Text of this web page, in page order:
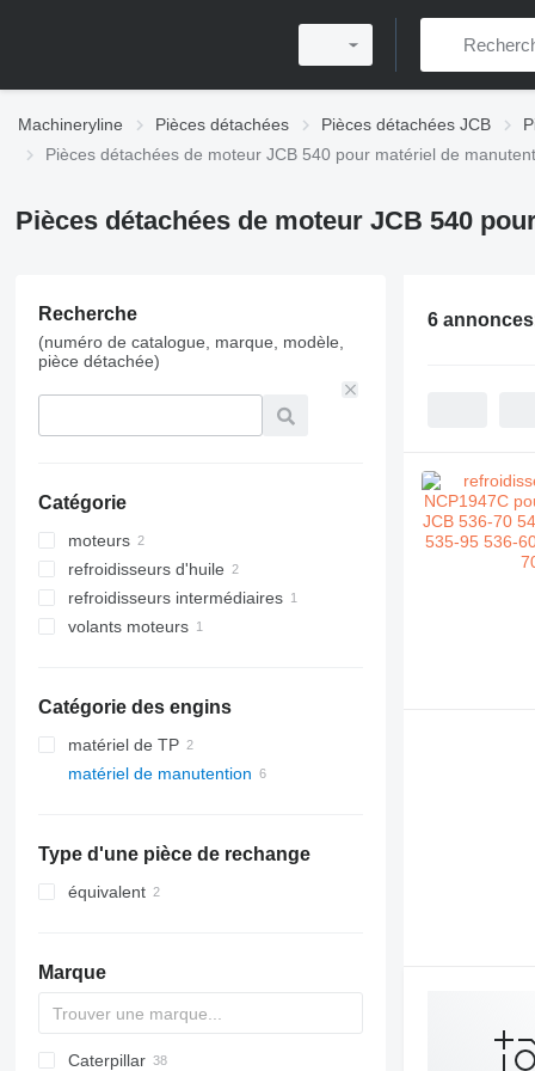
Machineryline Pièces détachées Pièces détachées JCB
Pièces détachées de moteur JCB 540 pour matériel de
Pièces détachées de moteur JCB 540
Recherche
(numéro de catalogue, marque, modèle,
pièce détachée)
Catégorie
moteurs
refroidisseurs d'huile
refroidisseurs intermédiaires
volants moteurs
Catégorie des engins
matériel de TP
chargeuses construction
matériel de manutention
Type d'une pièce de rechange
équivalent
Marque
SWE
Farmlift
Caterpillar
6